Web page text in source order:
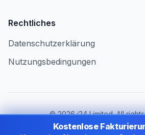
Rechtliches
Datenschutzerklärung
Nutzungsbedingungen
©2026i24 Limited. All
Für Unternehmen in
Kostenlose